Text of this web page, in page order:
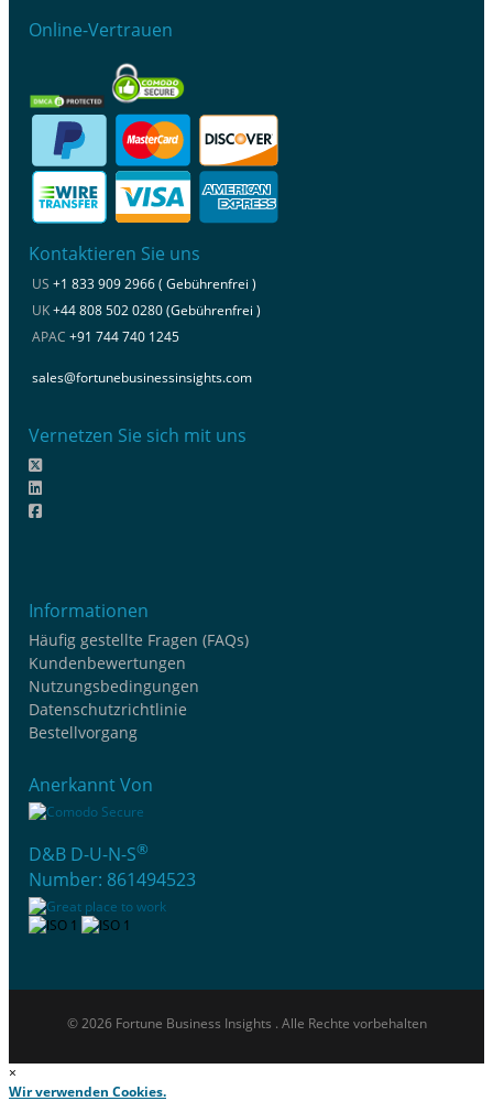
Online-Vertrauen
Kontaktieren Sie uns
US +1 833 909 2966 ( Gebührenfrei )
UK+44 808 502 0280 (Gebührenfrei )
APAC +91 744 740 1245
sales@fortunebusinessinsights.com
Vernetzen Sie sich mit uns
Informationen
Häufig gestellte Fragen (FAQs)
Kundenbewertungen
Nutzungsbedingungen
Datenschutzrichtlinie
Bestellvorgang
Anerkannt Von
D&B D-U-N-S®
Number: 861494523
© 2026 Fortune Business Insights . Alle Rechte vorbehalten
×
Wir verwenden Cookies.